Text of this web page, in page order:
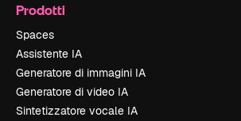
Prodotti
Spaces
Assistente IA
Generatore di immagini IA
Generatore di video IA
Sintetizzatore vocale IA